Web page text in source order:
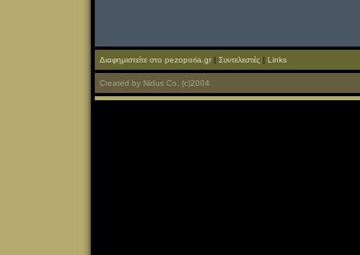
Διαφημιστείτε στο pezoporia.gr | Συντελεστές | Links
Created by Nidus Co. (c)2004